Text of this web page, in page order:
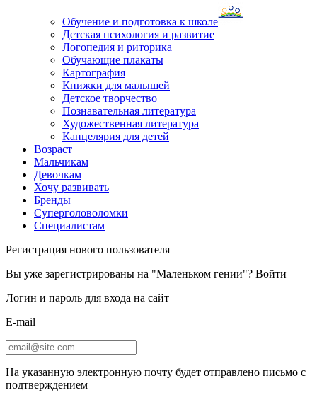
Обучение и подготовка к школе
Детская психология и развитие
Логопедия и риторика
Обучающие плакаты
Картография
Книжки для малышей
Детское творчество
Познавательная литература
Художественная литература
Канцелярия для детей
Возраст
Мальчикам
Девочкам
Хочу развивать
Бренды
Суперголоволомки
Специалистам
Регистрация нового пользователя
Вы уже зарегистрированы на "Маленьком гении"? Войти
Логин и пароль для входа на сайт
E-mail
На указанную электронную почту будет отправлено письмо с
подтверждением